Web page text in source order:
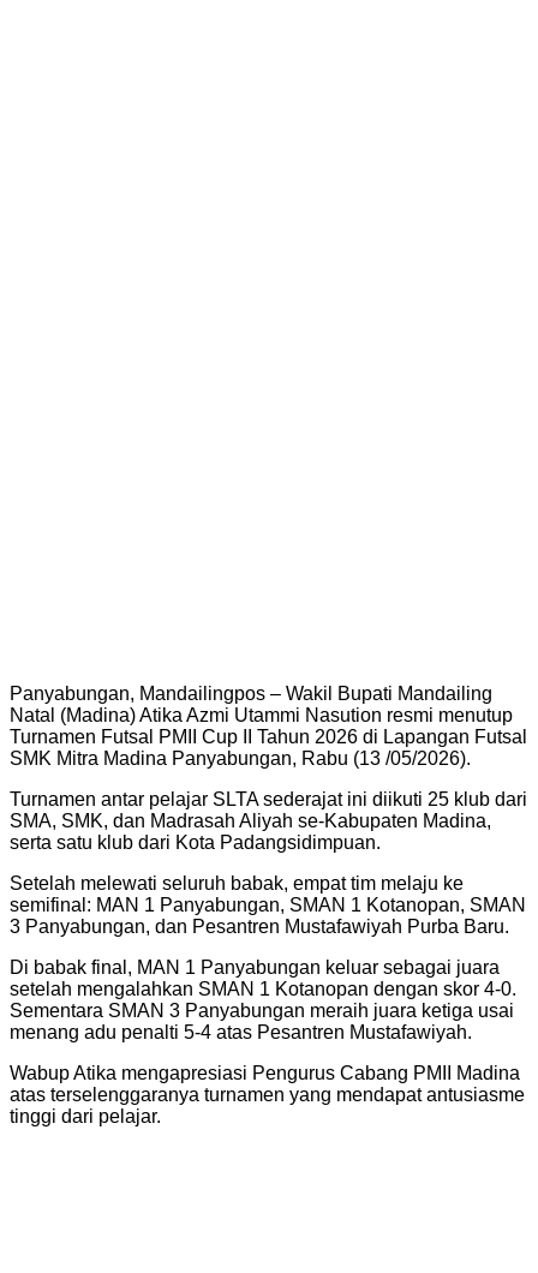
Panyabungan, Mandailingpos – Wakil Bupati Mandailing
Natal (Madina) Atika Azmi Utammi Nasution resmi menutup
Turnamen Futsal PMII Cup II Tahun 2026 di Lapangan Futsal
SMK Mitra Madina Panyabungan, Rabu (13 /05/2026).
Turnamen antar pelajar SLTA sederajat ini diikuti 25 klub dari
SMA, SMK, dan Madrasah Aliyah se-Kabupaten Madina,
serta satu klub dari Kota Padangsidimpuan.
Setelah melewati seluruh babak, empat tim melaju ke
semifinal: MAN 1 Panyabungan, SMAN 1 Kotanopan, SMAN
3 Panyabungan, dan Pesantren Mustafawiyah Purba Baru.
Di babak final, MAN 1 Panyabungan keluar sebagai juara
setelah mengalahkan SMAN 1 Kotanopan dengan skor 4-0.
Sementara SMAN 3 Panyabungan meraih juara ketiga usai
menang adu penalti 5-4 atas Pesantren Mustafawiyah.
Wabup Atika mengapresiasi Pengurus Cabang PMII Madina
atas terselenggaranya turnamen yang mendapat antusiasme
tinggi dari pelajar.